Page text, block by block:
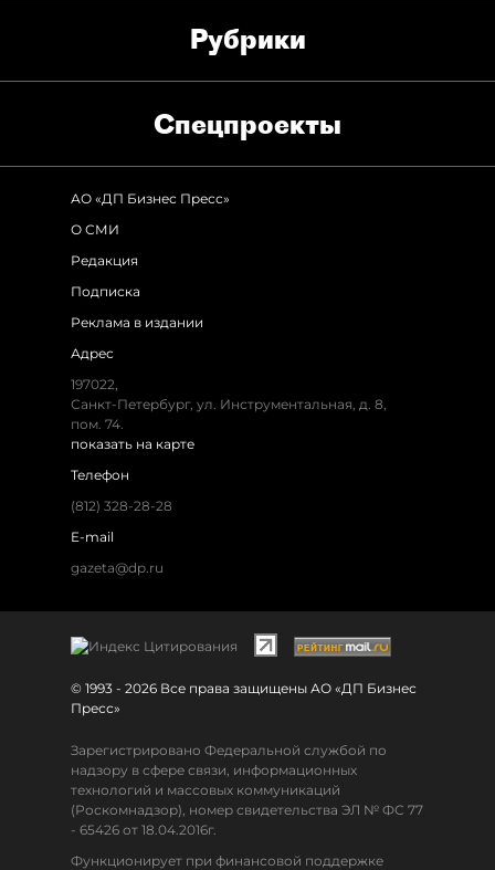
Рубрики
Спец­проекты
АО «ДП Бизнес Пресс»
О СМИ
Редакция
Подписка
Реклама в издании
Адрес
197022,
Санкт-Петербург, ул. Инструментальная, д. 8,
пом. 74.
показать на карте
Телефон
(812) 328-28-28
E-mail
gazeta@dp.ru
© 1993 - 2026 Все права защищены АО «ДП Бизнес
Пресс»
Зарегистрировано Федеральной службой по
надзору в сфере связи, информационных
технологий и массовых коммуникаций
(Роскомнадзор), номер свидетельства ЭЛ № ФС 77
- 65426 от 18.04.2016г.
Функционирует при финансовой поддержке